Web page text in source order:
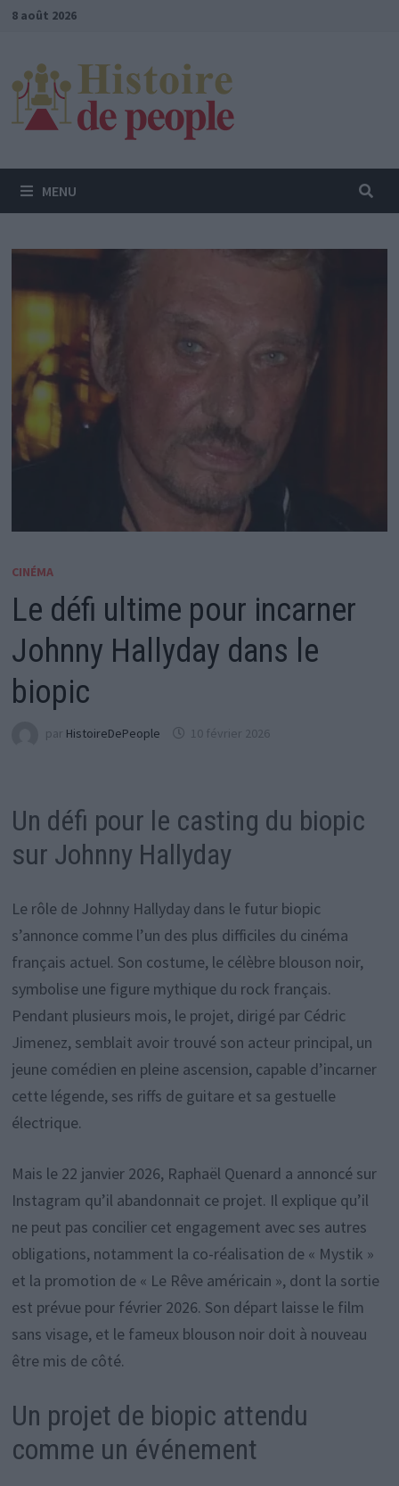
Passer
contenu
8 août 2026
MENU
CINÉMA
Le défi ultime pour incarner
Johnny Hallyday dans le
biopic
par HistoireDePeople 10 février 2026
Un défi pour le casting du biopic
sur Johnny Hallyday
Le rôle de Johnny Hallyday dans le futur biopic
s’annonce comme l’un des plus difficiles du cinéma
français actuel. Son costume, le célèbre blouson noir,
symbolise une figure mythique du rock français.
Pendant plusieurs mois, le projet, dirigé par Cédric
Jimenez, semblait avoir trouvé son acteur principal, un
jeune comédien en pleine ascension, capable d’incarner
cette légende, ses riffs de guitare et sa gestuelle
électrique.
Mais le 22 janvier 2026, Raphaël Quenard a annoncé sur
Instagram qu’il abandonnait ce projet. Il explique qu’il
ne peut pas concilier cet engagement avec ses autres
obligations, notamment la co-réalisation de « Mystik »
et la promotion de « Le Rêve américain », dont la sortie
est prévue pour février 2026. Son départ laisse le film
sans visage, et le fameux blouson noir doit à nouveau
être mis de côté.
Un projet de biopic attendu
comme un événement